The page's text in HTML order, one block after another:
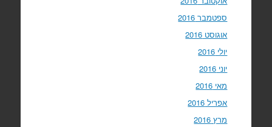
ספטמבר 2016
אוגוסט 2016
יולי 2016
יוני 2016
מאי 2016
אפריל 2016
מרץ 2016